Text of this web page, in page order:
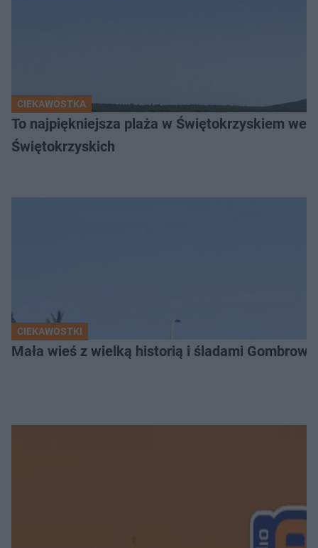
CIEKAWOSTKA
To najpiękniejsza plaża w Świętokrzyskiem
Świętokrzyskich
CIEKAWOSTKI
Mała wieś z wielką historią i śladami